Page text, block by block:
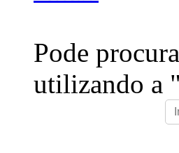
Pode
utilizando a